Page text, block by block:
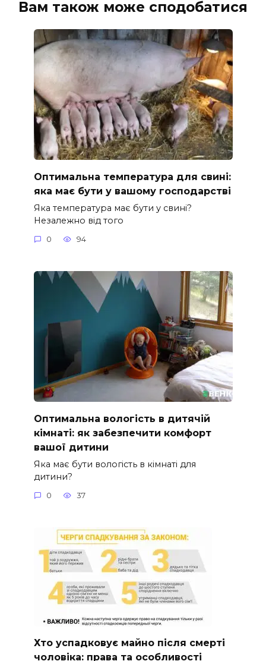
Вам також може сподобатися
Оптимальна температура для свині:
яка має бути у вашому господарстві
Яка температура має бути у свині?
Незалежно від того
0 94
Оптимальна вологість в дитячій
кімнаті: як забезпечити комфорт
вашої дитини
Яка має бути вологість в кімнаті для
дитини?
0 37
Хто успадковує майно після смерті
чоловіка: права та особливості